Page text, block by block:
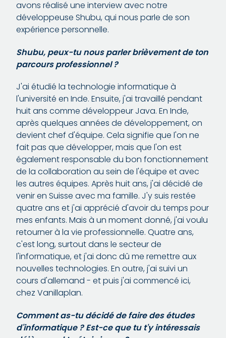
avons réalisé une interview avec notre
développeuse Shubu, qui nous parle de son
expérience personnelle.
Shubu, peux-tu nous parler brièvement de ton
parcours professionnel ?
J'ai étudié la technologie informatique à
l'université en Inde. Ensuite, j'ai travaillé pendant
huit ans comme développeur Java. En Inde,
après quelques années de développement, on
devient chef d'équipe. Cela signifie que l'on ne
fait pas que développer, mais que l'on est
également responsable du bon fonctionnement
de la collaboration au sein de l'équipe et avec
les autres équipes. Après huit ans, j'ai décidé de
venir en Suisse avec ma famille. J'y suis restée
quatre ans et j'ai apprécié d'avoir du temps pour
mes enfants. Mais à un moment donné, j'ai voulu
retourner à la vie professionnelle. Quatre ans,
c'est long, surtout dans le secteur de
l'informatique, et j'ai donc dû me remettre aux
nouvelles technologies. En outre, j'ai suivi un
cours d'allemand - et puis j'ai commencé ici,
chez Vanillaplan.
Comment as-tu décidé de faire des études
d'informatique ? Est-ce que tu t'y intéressais